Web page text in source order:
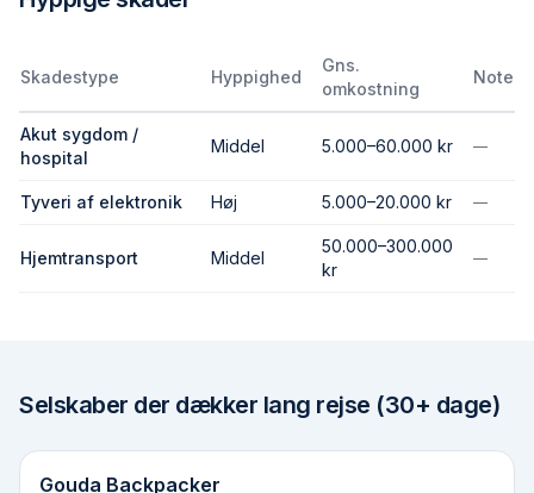
Skadestype Hyppighed
Gns.
omkostning
Note
Akut sygdom /
hospital
Middel 5.000–60.000 kr —
Tyveri af elektronik Høj 5.000–20.000 kr —
Hjemtransport Middel
50.000–300.000
kr
—
Selskaber der dækker lang rejse (30+ dage)
Gouda Backpacker